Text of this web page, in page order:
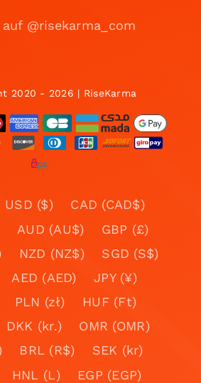
@risekarma_com
2020 - 2026 | RiseKarma
USD ($)
CAD (CAD$)
AUD (AU$)
GBP (£)
NZD (NZ$)
SGD (S$)
AED (AED)
JPY (¥)
PLN (zł)
HUF (Ft)
DKK (kr.)
OMR (OMR)
BRL (R$)
SEK (kr)
HNL (L)
EGP (EGP)